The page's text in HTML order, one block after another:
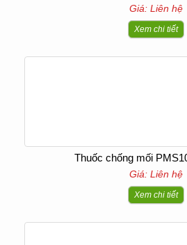
Giá: Liên hệ
Xem chi tiết
Thuốc chống mối
Giá: Liên hệ
Xem chi tiết